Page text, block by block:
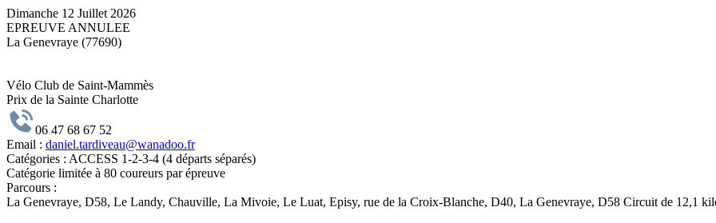
Dimanche 12 Juillet 2026
EPREUVE ANNULEE
La Genevraye (77690)
Vélo Club de Saint-Mammès
Prix de la Sainte Charlotte
06 47 68 67 52
Email : daniel.tardiveau@wanadoo.fr
Catégories : ACCESS 1-2-3-4 (4 départs séparés)
Catégorie limitée à 80 coureurs par épreuve
Parcours :
La Genevraye, D58, Le Landy, Chauville, La Mivoie, Le Luat, Episy, rue de la Croix-Blanche, D40, La Genevraye, D58 Circuit de 12,1